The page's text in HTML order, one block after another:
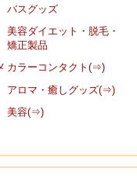
バスグッズ
美容ダイエット・脱毛・
矯正製品
カラーコンタクト(⇒)
アロマ・癒しグッズ(⇒)
美容(⇒)